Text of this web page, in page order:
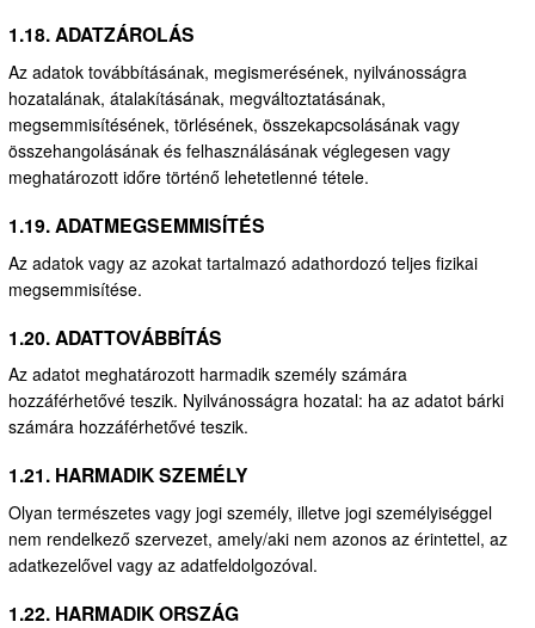
1.18. ADATZÁROLÁS
Az adatok továbbításának, megismerésének, nyilvánosságra
hozatalának, átalakításának, megváltoztatásának,
megsemmisítésének, törlésének, összekapcsolásának vagy
összehangolásának és felhasználásának véglegesen vagy
meghatározott időre történő lehetetlenné tétele.
1.19. ADATMEGSEMMISÍTÉS
Az adatok vagy az azokat tartalmazó adathordozó teljes fizikai
megsemmisítése.
1.20. ADATTOVÁBBÍTÁS
Az adatot meghatározott harmadik személy számára
hozzáférhetővé teszik. Nyilvánosságra hozatal: ha az adatot bárki
számára hozzáférhetővé teszik.
1.21. HARMADIK SZEMÉLY
Olyan természetes vagy jogi személy, illetve jogi személyiséggel
nem rendelkező szervezet, amely/aki nem azonos az érintettel, az
adatkezelővel vagy az adatfeldolgozóval.
1.22. HARMADIK ORSZÁG